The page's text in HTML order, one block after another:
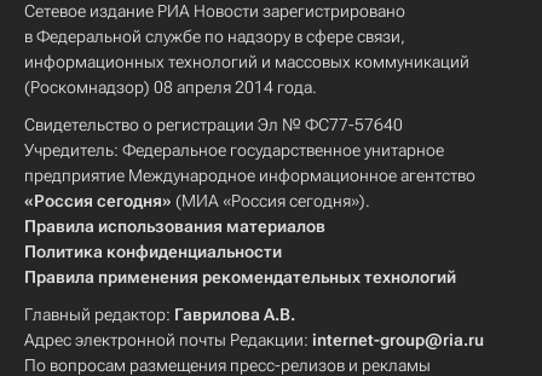
Сетевое издание РИА Новости зарегистрировано
в Федеральной службе по надзору в сфере связи,
информационных технологий и массовых коммуникаций
(Роскомнадзор) 08 апреля 2014 года.
Свидетельство о регистрации Эл № ФС77-57640
Учредитель: Федеральное государственное унитарное
предприятие Международное информационное агентство
«Россия сегодня» (МИА «Россия сегодня»).
Правила использования материалов
Политика конфиденциальности
Правила применения рекомендательных технологий
Главный редактор: Гаврилова А.В.
Адрес электронной почты Редакции: internet-group@ria.ru
По вопросам размещения пресс-релизов и рекламы